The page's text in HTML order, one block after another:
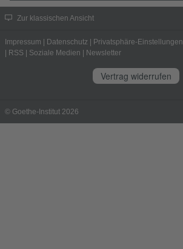
Zur klassischen Ansicht
Impressum Datenschutz Privatsphäre-Einstellungen
RSS Soziale Medien Newsletter
Vertrag widerrufen
© Goethe-Institut 2026